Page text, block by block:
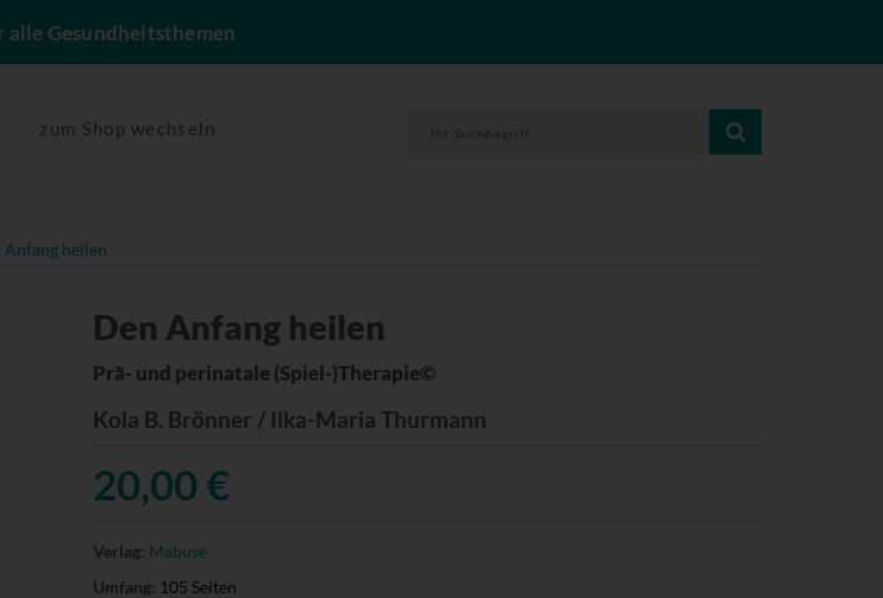
alle Gesundheitsthemen
zum Shop wechseln
Anfang heilen
Den Anfang heilen
Prä- und perinatale (Spiel-)Therapie©
Kola B. Brönner / Ilka-Maria Thurmann
20,00 €
Verlag: Mabuse
Umfang: 105 Seiten